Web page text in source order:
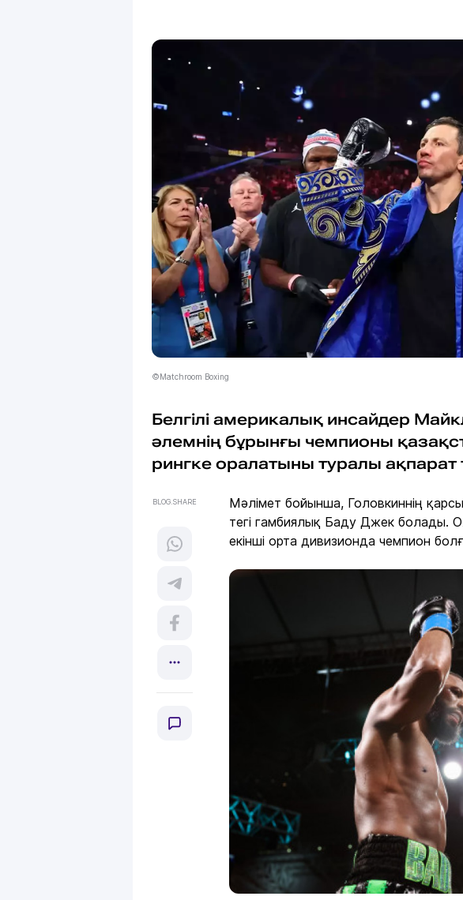
©Matchroom Boxing
Белгілі америкалық инсайдер
әлемнің бұрынғы чемпионы
рингке оралатыны туралы ақпарат
BLOG.SHARE
Мәлімет бойынша, Головкиннің
тегі гамбиялық Баду Джек болады.
екінші орта дивизионда чемпион